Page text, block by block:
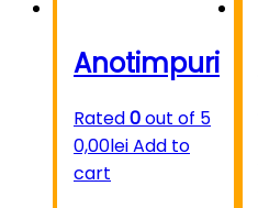
Anotimpuri
Rated0out of 5
0,00leiAdd to
cart